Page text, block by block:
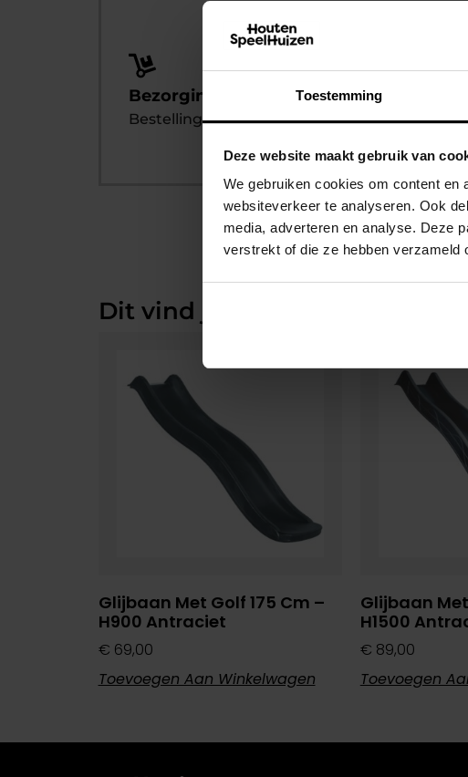
Toestemming
Deze website maakt gebruik van
We gebruiken cookies om content en
websiteverkeer te analyseren. Ook
media, adverteren en analyse. Deze
verstrekt of die ze hebben
Bezorging of zelf af te halen
Bestelling afhalen? Dat kan altijd!
Dit vind je misschien ook
Glijbaan Met Golf 175 Cm –
H900 Antraciet
€ 69,00
Toevoegen Aan Winkelwagen
Glijbaan
H1500
€ 89,00
Toevoegen